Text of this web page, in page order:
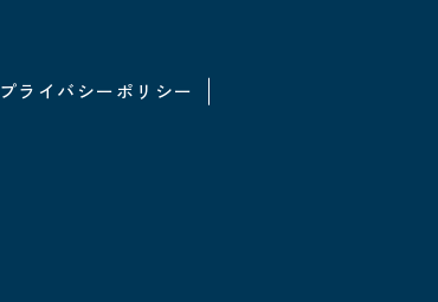
プライバシーポリシー